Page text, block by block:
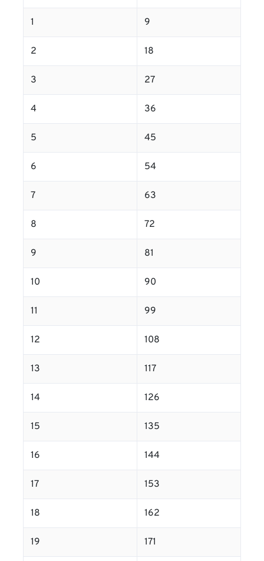
1 9
2 18
3 27
4 36
5 45
6 54
7 63
8 72
9 81
10 90
11 99
12 108
13 117
14 126
15 135
16 144
17 153
18 162
19 171